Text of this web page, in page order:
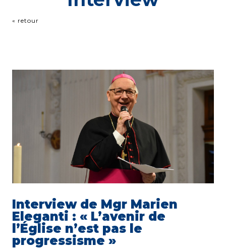
« retour
Interview de Mgr Marien
Eleganti : « L’avenir de
l’Église n’est pas le
progressisme »